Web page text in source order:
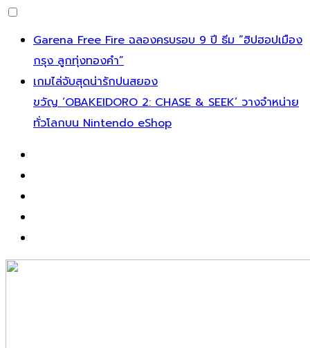
Skip
content
Garena Free Fire ฉลองครบรอบ 9 ปี ธีม “ฮิปฮอปเมือง
กรุง ลูกทุ่งทองคำ”
เกมไล่จับสุดน่ารักปนสยอง
ขวัญ ‘OBAKEIDORO 2: CHASE & SEEK’ วางจำหน่าย
ทั่วโลกบน Nintendo eShop